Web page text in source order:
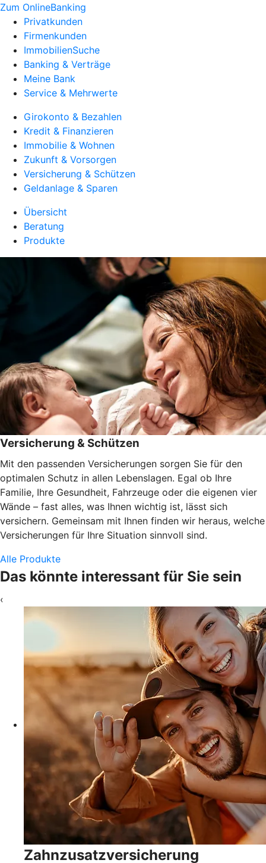
Zum OnlineBanking
Privatkunden
Firmenkunden
ImmobilienSuche
Banking & Verträge
Meine Bank
Service & Mehrwerte
Girokonto & Bezahlen
Kredit & Finanzieren
Immobilie & Wohnen
Zukunft & Vorsorgen
Versicherung & Schützen
Geldanlage & Sparen
Übersicht
Beratung
Produkte
Versicherung & Schützen
Mit den passenden Versicherungen sorgen Sie für den
optimalen Schutz in allen Lebenslagen. Egal ob Ihre
Familie, Ihre Gesundheit, Fahrzeuge oder die eigenen vier
Wände – fast alles, was Ihnen wichtig ist, lässt sich
versichern. Gemeinsam mit Ihnen finden wir heraus, welche
Versicherungen für Ihre Situation sinnvoll sind.
Alle Produkte
Das könnte interessant für Sie sein
‹
Zahnzusatzversicherung